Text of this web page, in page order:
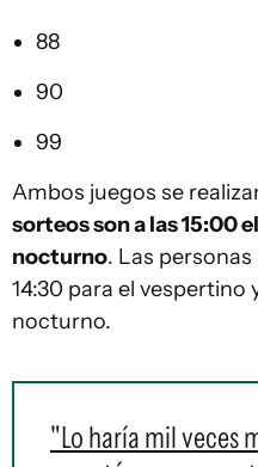
88
90
99
Ambos juegos se
sorteos son a las 15:00
nocturno. Las
14:30 para el vespertino
nocturno.
"Lo haría mil veces